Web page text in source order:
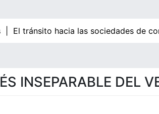
El tránsito hacia las sociedades de
INSEPARABLE DEL